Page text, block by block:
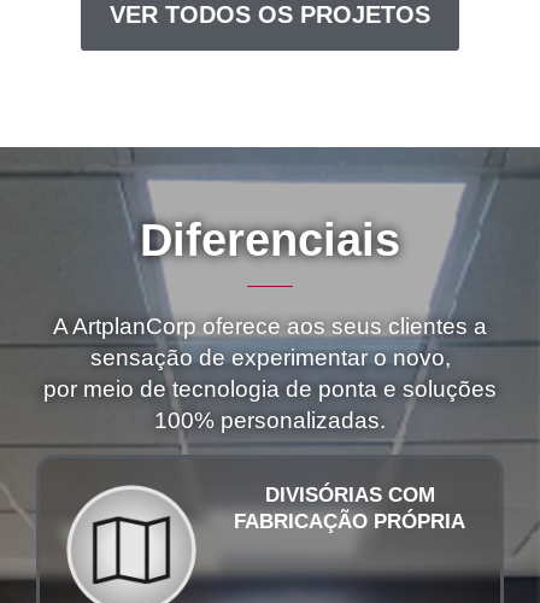
VER TODOS OS PROJETOS
Diferenciais
A ArtplanCorp oferece aos seus clientes a
sensação de experimentar o novo,
por meio de tecnologia de ponta e soluções
100% personalizadas.
DIVISÓRIAS COM
FABRICAÇÃO PRÓPRIA